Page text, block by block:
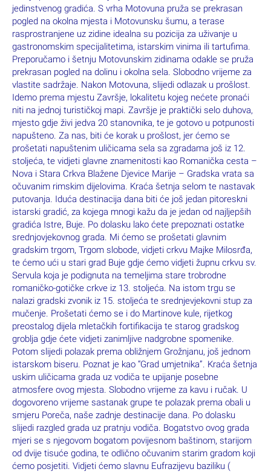
jedinstvenog gradića. S vrha Motovuna pruža se prekrasan
pogled na okolna mjesta i Motovunsku šumu, a terase
rasprostranjene uz zidine idealna su pozicija za uživanje u
gastronomskim specijalitetima, istarskim vinima ili tartufima.
Preporučamo i šetnju Motovunskim zidinama odakle se pruža
prekrasan pogled na dolinu i okolna sela. Slobodno vrijeme za
vlastite sadržaje. Nakon Motovuna, slijedi odlazak u prošlost.
Idemo prema mjestu Završje, lokalitetu kojeg nećete pronaći
niti na jednoj turističkoj mapi. Završje je praktički selo duhova,
mjesto gdje živi jedva 20 stanovnika, te je gotovo u potpunosti
napušteno. Za nas, biti će korak u prošlost, jer ćemo se
prošetati napuštenim uličicama sela sa zgradama još iz 12.
stoljeća, te vidjeti glavne znamenitosti kao Romanička cesta –
Nova i Stara Crkva Blažene Djevice Marije – Gradska vrata sa
očuvanim rimskim dijelovima. Kraća šetnja selom te nastavak
putovanja. Iduća destinacija dana biti će još jedan pitoreskni
istarski gradić, za kojega mnogi kažu da je jedan od najljepših
gradića Istre, Buje. Po dolasku lako ćete prepoznati ostatke
srednjovjekovnog grada. Mi ćemo se prošetati glavnim
gradskim trgom, Trgom slobode, vidjeti crkvu Majke Milosrđa,
te ćemo ući u stari grad Buje gdje ćemo vidjeti župnu crkvu sv.
Servula koja je podignuta na temeljima stare trobrodne
romaničko-gotičke crkve iz 13. stoljeća. Na istom trgu se
nalazi gradski zvonik iz 15. stoljeća te srednjevjekovni stup za
mučenje. Prošetati ćemo se i do Martinove kule, rijetkog
preostalog dijela mletačkih fortifikacija te starog gradskog
groblja gdje ćete vidjeti zanimljive nadgrobne spomenike.
Potom slijedi polazak prema obližnjem Grožnjanu, još jednom
istarskom biseru. Poznat je kao “Grad umjetnika”. Kraća šetnja
uskim uličicama grada uz vodiča te upijanje posebne
atmosfere ovog mjesta. Slobodno vrijeme za kavu i ručak. U
dogovoreno vrijeme sastanak grupe te polazak prema obali u
smjeru Poreča, naše zadnje destinacije dana. Po dolasku
slijedi razgled grada uz pratnju vodiča. Bogatstvo ovog grada
mjeri se s njegovom bogatom povijesnom baštinom, starijom
od dvije tisuće godina, te odlično očuvanim starim gradom koji
ćemo posjetiti. Vidjeti ćemo slavnu Eufrazijevu baziliku (